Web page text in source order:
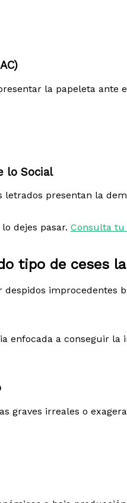
la papeleta
lo Social
letrados presentan la
dejes pasar. Consulta tu
tipo de ceses
improcedentes
enfocada a conseguir
graves irreales o